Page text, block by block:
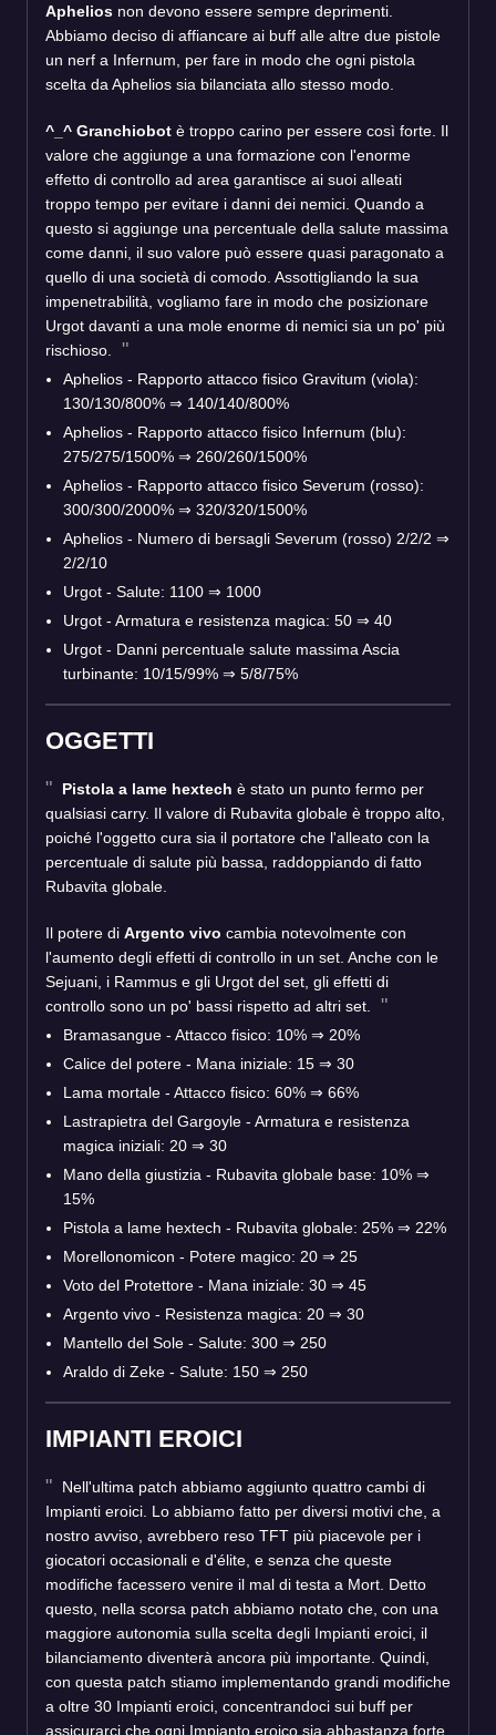
Aphelios non devono essere sempre deprimenti.
Abbiamo deciso di affiancare ai buff alle altre due pistole
un nerf a Infernum, per fare in modo che ogni pistola
scelta da Aphelios sia bilanciata allo stesso modo.
^_^ Granchiobot è troppo carino per essere così forte. Il
valore che aggiunge a una formazione con l'enorme
effetto di controllo ad area garantisce ai suoi alleati
troppo tempo per evitare i danni dei nemici. Quando a
questo si aggiunge una percentuale della salute massima
come danni, il suo valore può essere quasi paragonato a
quello di una società di comodo. Assottigliando la sua
impenetrabilità, vogliamo fare in modo che posizionare
Urgot davanti a una mole enorme di nemici sia un po' più
rischioso.
Aphelios - Rapporto attacco fisico Gravitum (viola):
130/130/800% ⇒ 140/140/800%
Aphelios - Rapporto attacco fisico Infernum (blu):
275/275/1500% ⇒ 260/260/1500%
Aphelios - Rapporto attacco fisico Severum (rosso):
300/300/2000% ⇒ 320/320/1500%
Aphelios - Numero di bersagli Severum (rosso) 2/2/2 ⇒
2/2/10
Urgot - Salute: 1100 ⇒ 1000
Urgot - Armatura e resistenza magica: 50 ⇒ 40
Urgot - Danni percentuale salute massima Ascia
turbinante: 10/15/99% ⇒ 5/8/75%
OGGETTI
Pistola a lame hextech è stato un punto fermo per
qualsiasi carry. Il valore di Rubavita globale è troppo alto,
poiché l'oggetto cura sia il portatore che l'alleato con la
percentuale di salute più bassa, raddoppiando di fatto
Rubavita globale.
Il potere di Argento vivo cambia notevolmente con
l'aumento degli effetti di controllo in un set. Anche con le
Sejuani, i Rammus e gli Urgot del set, gli effetti di
controllo sono un po' bassi rispetto ad altri set.
Bramasangue - Attacco fisico: 10% ⇒ 20%
Calice del potere - Mana iniziale: 15 ⇒ 30
Lama mortale - Attacco fisico: 60% ⇒ 66%
Lastrapietra del Gargoyle - Armatura e resistenza
magica iniziali: 20 ⇒ 30
Mano della giustizia - Rubavita globale base: 10% ⇒
15%
Pistola a lame hextech - Rubavita globale: 25% ⇒ 22%
Morellonomicon - Potere magico: 20 ⇒ 25
Voto del Protettore - Mana iniziale: 30 ⇒ 45
Argento vivo - Resistenza magica: 20 ⇒ 30
Mantello del Sole - Salute: 300 ⇒ 250
Araldo di Zeke - Salute: 150 ⇒ 250
IMPIANTI EROICI
Nell'ultima patch abbiamo aggiunto quattro cambi di
Impianti eroici. Lo abbiamo fatto per diversi motivi che, a
nostro avviso, avrebbero reso TFT più piacevole per i
giocatori occasionali e d'élite, e senza che queste
modifiche facessero venire il mal di testa a Mort. Detto
questo, nella scorsa patch abbiamo notato che, con una
maggiore autonomia sulla scelta degli Impianti eroici, il
bilanciamento diventerà ancora più importante. Quindi,
con questa patch stiamo implementando grandi modifiche
a oltre 30 Impianti eroici, concentrandoci sui buff per
assicurarci che ogni Impianto eroico sia abbastanza forte